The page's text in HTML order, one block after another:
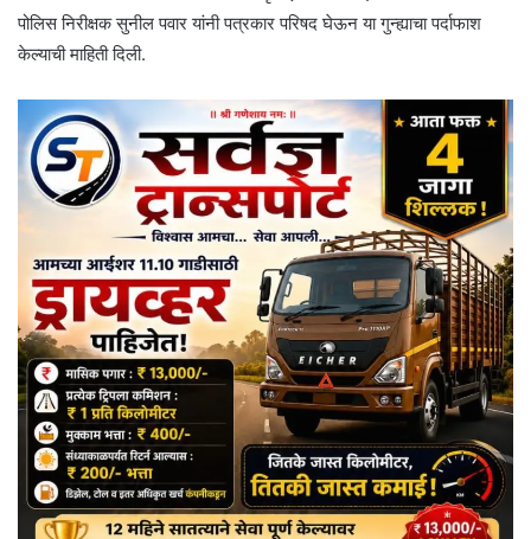
पोलिस निरीक्षक सुनील पवार यांनी पत्रकार परिषद घेऊन या गुन्ह्याचा पर्दाफाश
केल्याची माहिती दिली.